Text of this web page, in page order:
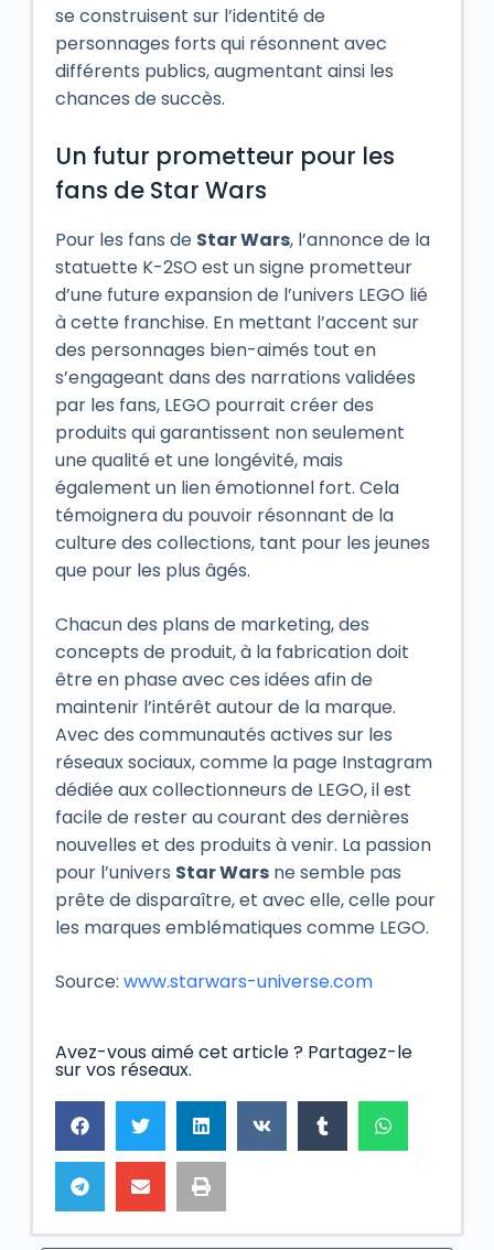
se construisent sur l’identité de
personnages forts qui résonnent avec
différents publics, augmentant ainsi les
chances de succès.
Un futur prometteur pour les
fans de Star Wars
Pour les fans de Star Wars, l’annonce de la
statuette K-2SO est un signe prometteur
d’une future expansion de l’univers LEGO lié
à cette franchise. En mettant l’accent sur
des personnages bien-aimés tout en
s’engageant dans des narrations validées
par les fans, LEGO pourrait créer des
produits qui garantissent non seulement
une qualité et une longévité, mais
également un lien émotionnel fort. Cela
témoignera du pouvoir résonnant de la
culture des collections, tant pour les jeunes
que pour les plus âgés.
Chacun des plans de marketing, des
concepts de produit, à la fabrication doit
être en phase avec ces idées afin de
maintenir l’intérêt autour de la marque.
Avec des communautés actives sur les
réseaux sociaux, comme la page Instagram
dédiée aux collectionneurs de LEGO, il est
facile de rester au courant des dernières
nouvelles et des produits à venir. La passion
pour l’univers Star Warsne semble pas
prête de disparaître, et avec elle, celle pour
les marques emblématiques comme LEGO.
Source: www.starwars-universe.com
Avez-vous aimé cet article ? Partagez-le
sur vos réseaux.